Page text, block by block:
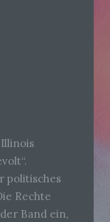
politisches
Rechte
Band ein,